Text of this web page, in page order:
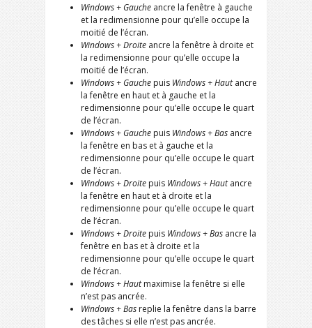
Windows + Gauche ancre la fenêtre à gauche
et la redimensionne pour qu’elle occupe la
moitié de l’écran.
Windows + Droite ancre la fenêtre à droite et
la redimensionne pour qu’elle occupe la
moitié de l’écran.
Windows + Gauche puis Windows + Hautancre
la fenêtre en haut et à gauche et la
redimensionne pour qu’elle occupe le quart
de l’écran.
Windows + Gauche puis Windows + Bas ancre
la fenêtre en bas et à gauche et la
redimensionne pour qu’elle occupe le quart
de l’écran.
Windows + Droite puis Windows + Hautancre
la fenêtre en haut et à droite et la
redimensionne pour qu’elle occupe le quart
de l’écran.
Windows + Droite puis Windows + Bas ancre la
fenêtre en bas et à droite et la
redimensionne pour qu’elle occupe le quart
de l’écran.
Windows + Hautmaximise la fenêtre si elle
n’est pas ancrée.
Windows + Bas replie la fenêtre dans la barre
des tâches si elle n’est pas ancrée.